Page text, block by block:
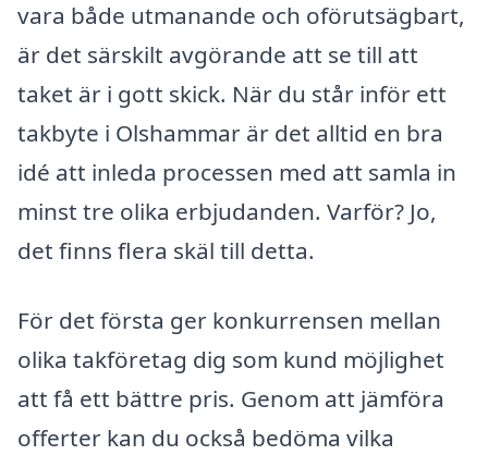
vara både utmanande och oförutsägbart,
är det särskilt avgörande att se till att
taket är i gott skick. När du står inför ett
takbyte i Olshammar är det alltid en bra
idé att inleda processen med att samla in
minst tre olika erbjudanden. Varför? Jo,
det finns flera skäl till detta.
För det första ger konkurrensen mellan
olika takföretag dig som kund möjlighet
att få ett bättre pris. Genom att jämföra
offerter kan du också bedöma vilka